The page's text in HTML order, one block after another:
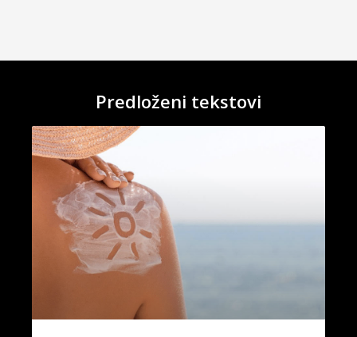
Predloženi tekstovi